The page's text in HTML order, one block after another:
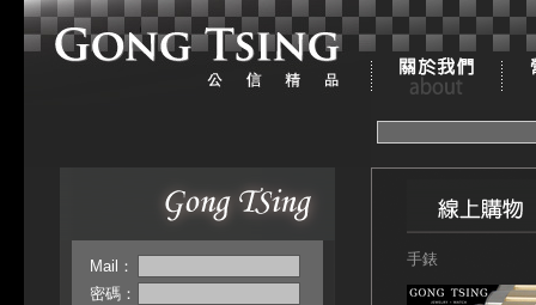
Mail：
密碼：
手錶